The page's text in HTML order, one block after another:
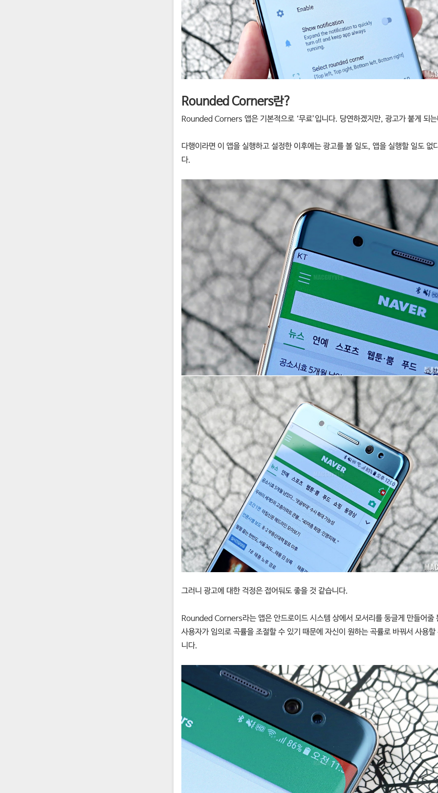
Rounded Corners란?
Rounded Corners 앱은 기본적으로 ‘무료’입니다. 당연하겠지만, 광고가 붙게 되
다행이라면 이 앱을 실행하고 설정한 이후에는 광고를 볼 일도, 앱을 실행할 일도 없
다.
그러니 광고에 대한 걱정은 접어둬도 좋을 것 같습니다.
Rounded Corners라는 앱은 안드로이드 시스템 상에서 모서리를 둥글게 만들어줄
사용자가 임의로 곡률을 조절할 수 있기 때문에 자신이 원하는 곡률로 바꿔서 사용할
니다.